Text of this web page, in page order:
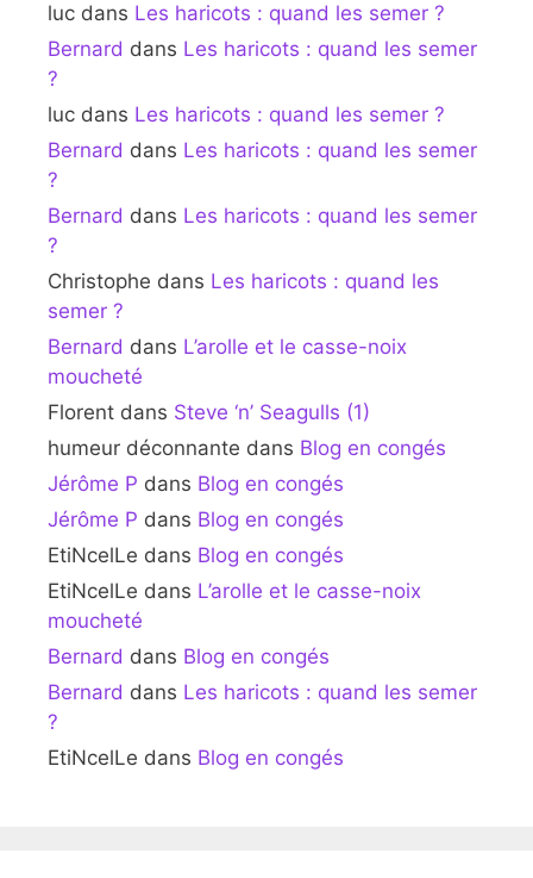
luc dans Les haricots : quand les semer ?
Bernard dans Les haricots : quand les semer
?
luc dans Les haricots : quand les semer ?
Bernard dans Les haricots : quand les semer
?
Bernard dans Les haricots : quand les semer
?
Christophe dans Les haricots : quand les
semer ?
Bernard dans L’arolle et le casse-noix
moucheté
Florent dans Steve ‘n’ Seagulls (1)
humeur déconnante dans Blog en congés
Jérôme P dans Blog en congés
Jérôme P dans Blog en congés
EtiNcelLe dans Blog en congés
EtiNcelLe dans L’arolle et le casse-noix
moucheté
Bernard dans Blog en congés
Bernard dans Les haricots : quand les semer
?
EtiNcelLe dans Blog en congés